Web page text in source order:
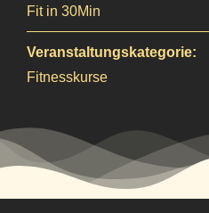
Fit in 30Min
Veranstaltungskategorie:
Fitnesskurse